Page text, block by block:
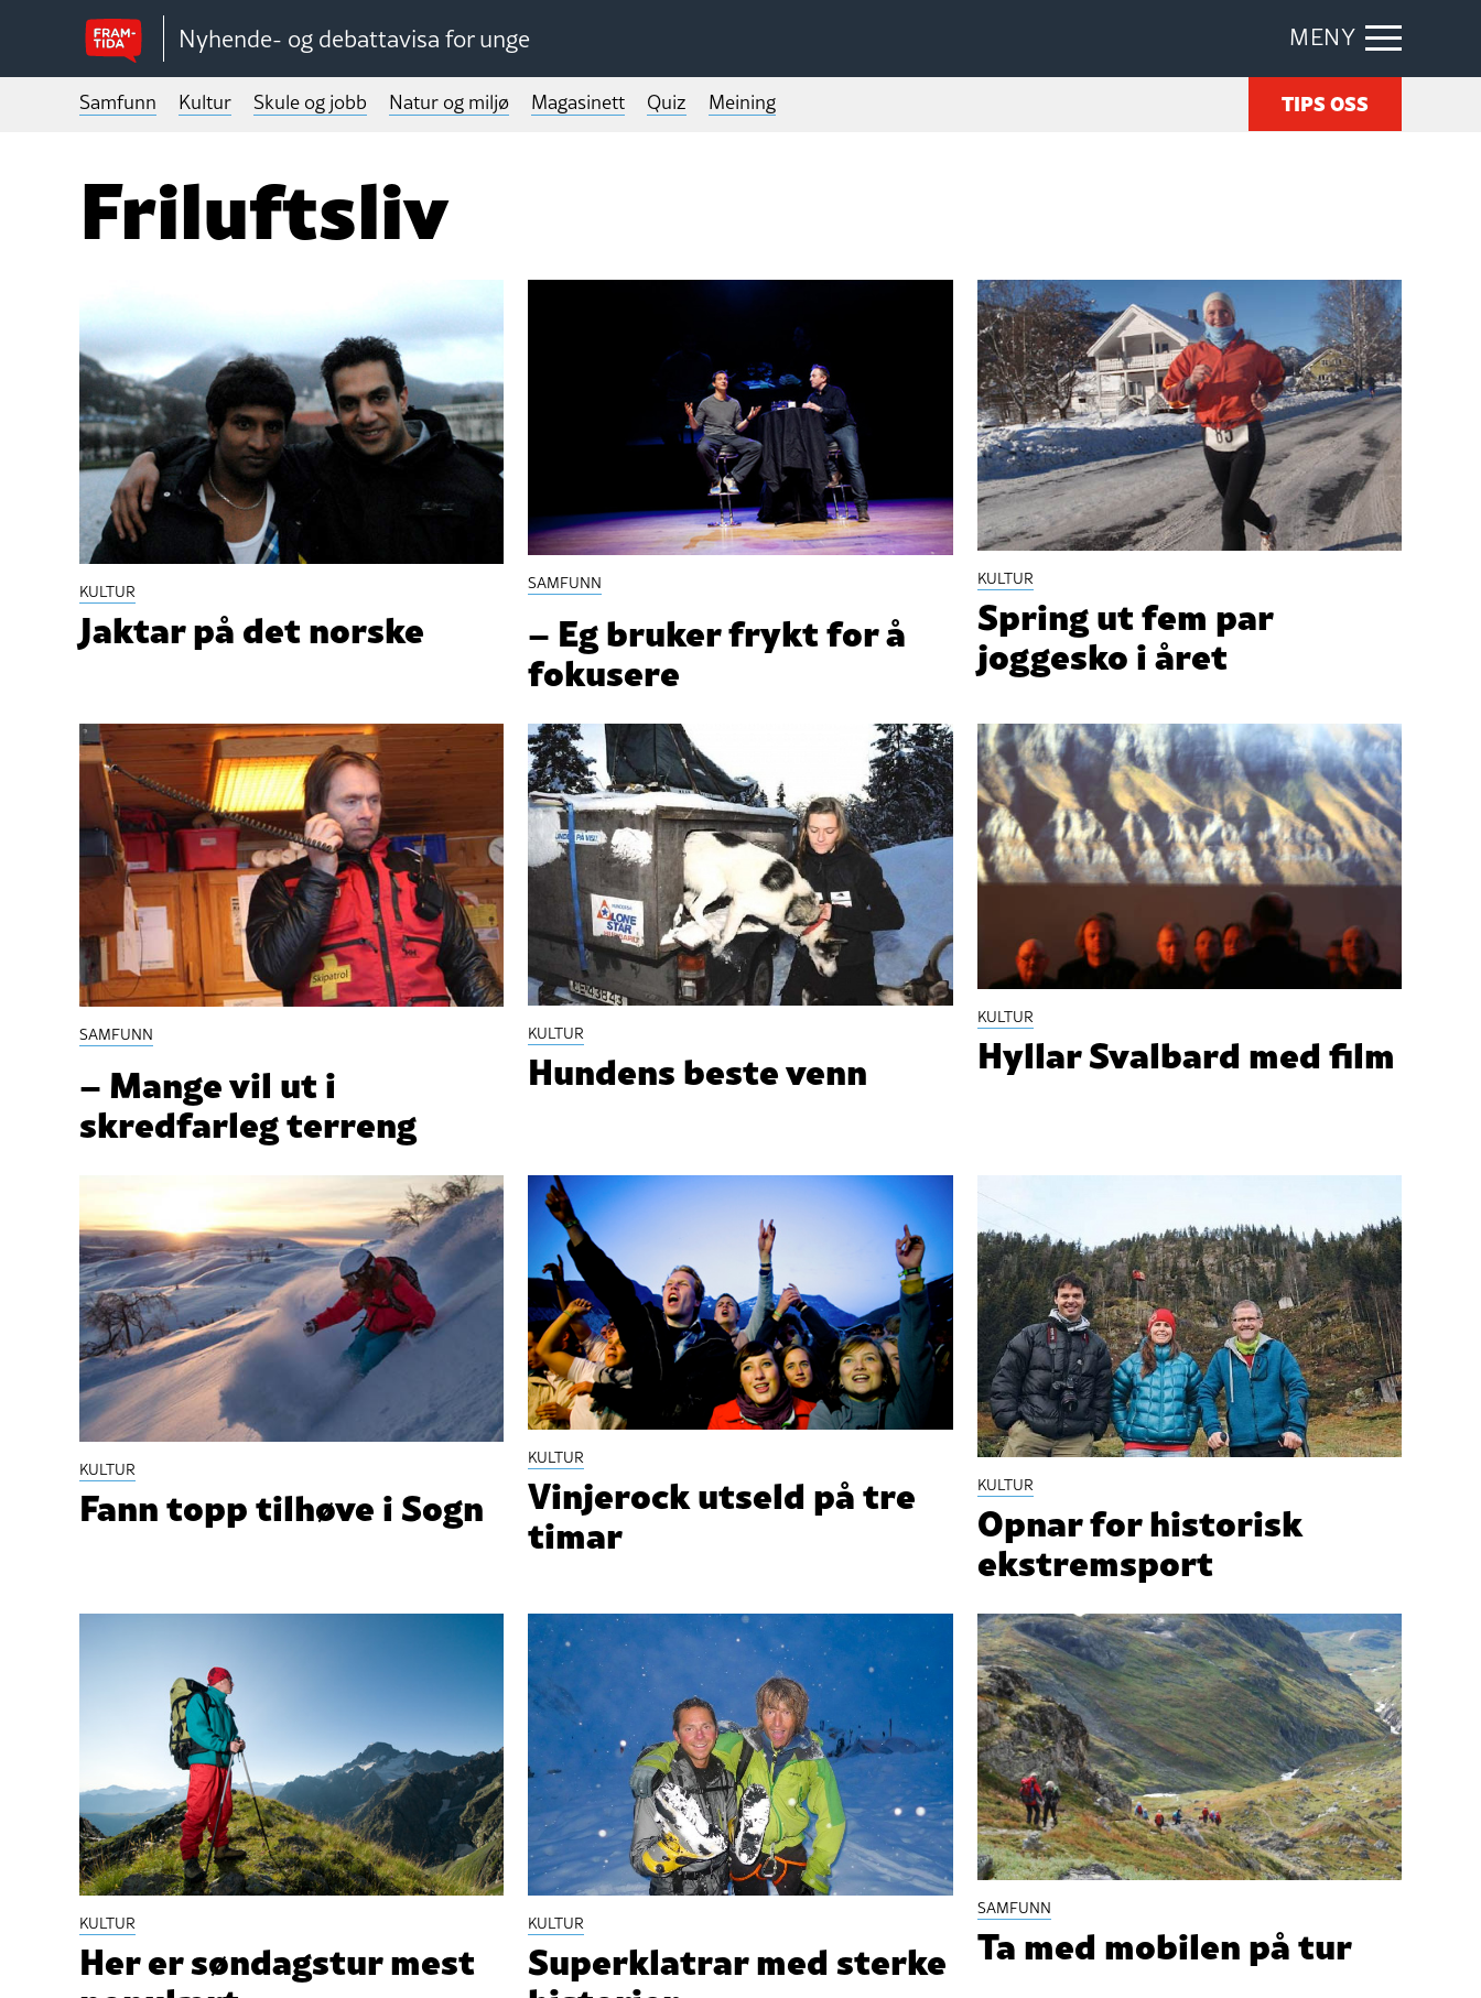
Nyhende- og debattavisa for unge MENY
Samfunn Kultur Skule og jobb Natur og miljø Magasinett Quiz Meining TIPS OSS
Friluftsliv
KULTUR
Jaktar på det norske
SAMFUNN
– Eg bruker frykt for å
fokusere
KULTUR
Spring ut fem par
joggesko i året
SAMFUNN
– Mange vil ut i
skredfarleg terreng
KULTUR
Hundens beste venn
KULTUR
Hyllar Svalbard med film
KULTUR
Fann topp tilhøve i Sogn
KULTUR
Vinjerock utseld på tre
timar
KULTUR
Opnar for historisk
ekstremsport
KULTUR
Her er søndagstur mest
KULTUR
Superklatrar med sterke
SAMFUNN
Ta med mobilen på tur